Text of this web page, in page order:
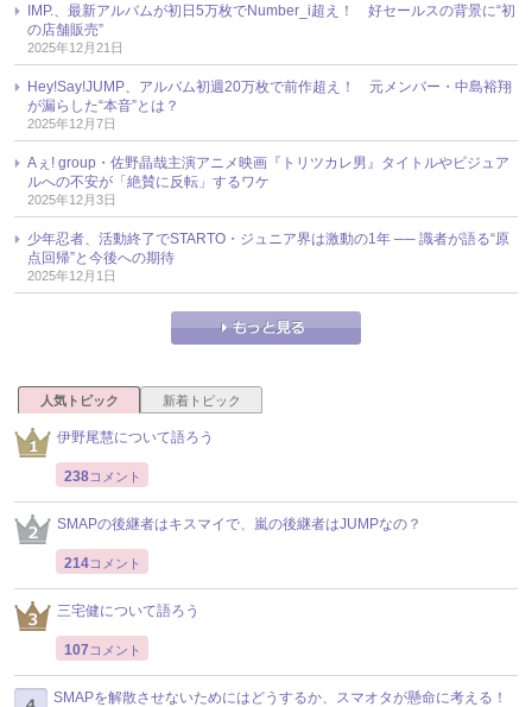
IMP.、最新アルバムが初日5万枚でNumber_i超え！ 好セールスの背景に“初
の店舗販売”
2025年12月21日
Hey!Say!JUMP、アルバム初週20万枚で前作超え！ 元メンバー・中島裕翔
が漏らした“本音”とは？
2025年12月7日
Aぇ! group・佐野晶哉主演アニメ映画『トリツカレ男』タイトルやビジュア
ルへの不安が「絶賛に反転」するワケ
2025年12月3日
少年忍者、活動終了でSTARTO・ジュニア界は激動の1年 ── 識者が語る“原
点回帰”と今後への期待
2025年12月1日
人気トピック 新着トピック
伊野尾慧について語ろう
238コメント
SMAPの後継者はキスマイで、嵐の後継者はJUMPなの？
214コメント
三宅健について語ろう
107 コメント
SMAPを解散させないためにはどうするか、スマオタが懸命に考える！